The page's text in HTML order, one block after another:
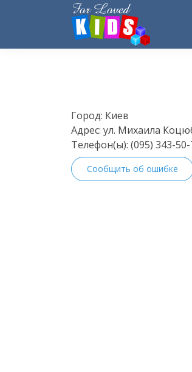
Город: Киев
Адрес: ул. Михаила
Телефон(ы): (095) 343-
Сообщить об ошибке